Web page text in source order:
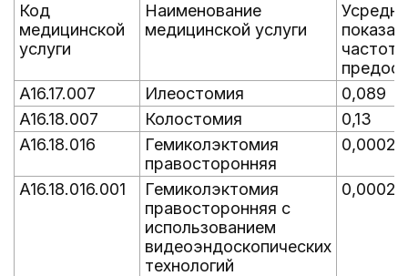
Код
медицинской
услуги
Наименование
медицинской услуги
частоты
A16.17.007
Илеостомия
0,089
A16.18.007
Колостомия
0,13
A16.18.016
Гемиколэктомия
правосторонняя
0,00025
A16.18.016.001
Гемиколэктомия
правосторонняя с
использованием
видеоэндоскопических
технологий
0,00025